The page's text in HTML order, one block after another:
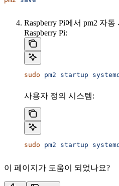
Raspberry Pi에서 pm2 자
Raspberry Pi:
sudo pm2 startup systemd
사용자 정의 시스템:
sudo pm2 startup systemd
이 페이지가 도움이 되었나요?